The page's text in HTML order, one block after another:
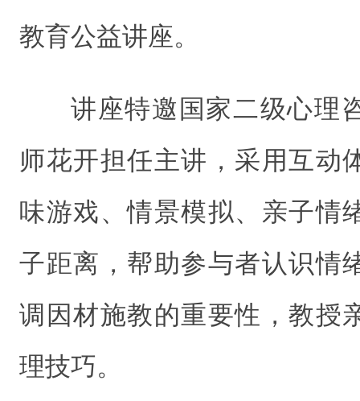
教育公益讲座。
讲座特邀国家二级心理
师花开担任主讲，采用互动
味游戏、情景模拟、亲子情
子距离，帮助参与者认识情
调因材施教的重要性，教授
理技巧。